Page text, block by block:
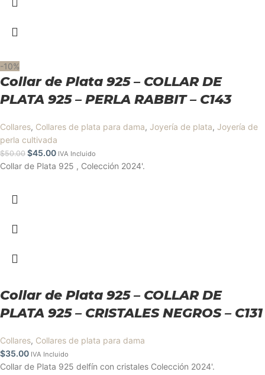
-10%
Collar de Plata 925 – COLLAR DE
PLATA 925 – PERLA RABBIT – C143
Collares, Collares de plata para dama, Joyería de plata, Joyería de
perla cultivada
$50.00 $45.00 IVA Incluido
Collar de Plata 925 , Colección 2024'.
Collar de Plata 925 – COLLAR DE
PLATA 925 – CRISTALES NEGROS – C131
Collares, Collares de plata para dama
$35.00 IVA Incluido
Collar de Plata 925 delfín con cristales Colección 2024'.